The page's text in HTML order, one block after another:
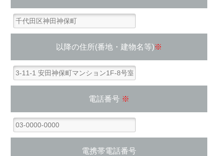
以降の住所(番地・建物名等)※
電話番号 ※
電携帯電話番号